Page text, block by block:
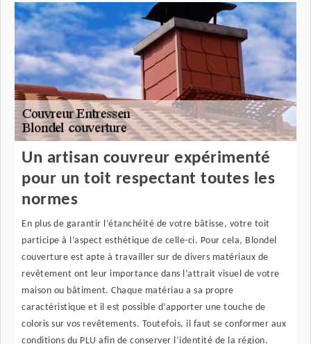
Un artisan couvreur expérimenté
pour un toit respectant toutes les
normes
En plus de garantir l’étanchéité de votre bâtisse, votre toit
participe à l’aspect esthétique de celle-ci. Pour cela, Blondel
couverture est apte à travailler sur de divers matériaux de
revêtement ont leur importance dans l’attrait visuel de votre
maison ou bâtiment. Chaque matériau a sa propre
caractéristique et il est possible d’apporter une touche de
coloris sur vos revêtements. Toutefois, il faut se conformer aux
conditions du PLU afin de conserver l’identité de la région.